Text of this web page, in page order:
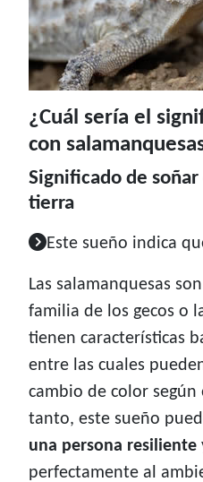
¿Cuál sería el
con
Significado de
tierra
Este sueño indica
Las salamanquesas
familia de los gecos o
tienen características
entre las cuales
cambio de color
tanto, este sueño
una persona resiliente
perfectamente al